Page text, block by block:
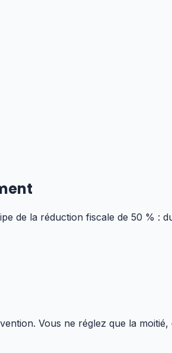
de la réduction fiscale de 50 % :
Vous ne réglez que la